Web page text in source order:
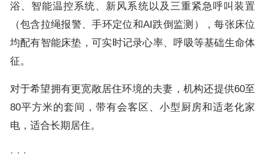
浴、智能温控系统、新风系统以及三重紧急呼叫装置
（包含拉绳报警、手环定位和AI跌倒监测），每张床位
均配有智能床垫，可实时记录心率、呼吸等基础生命体
征。
对于希望拥有更宽敞居住环境的夫妻，机构还提供60至
80平方米的套间，带有会客区、小型厨房和适老化家
电，适合长期居住。
· · ·